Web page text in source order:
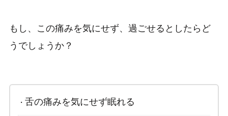
もし、この痛みを気にせず、過ごせるとしたらど
うでしょうか？
舌の痛みを気にせず眠れる